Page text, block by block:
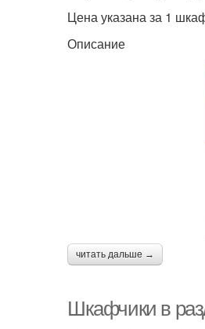
Цена указана за 1
Описание
читать дальше →
Шкафчики в